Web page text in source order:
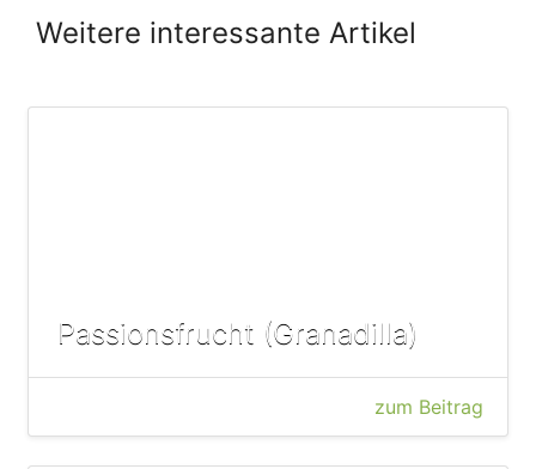
Weitere interessante Artikel
Passionsfrucht (Granadilla)
zum Beitrag